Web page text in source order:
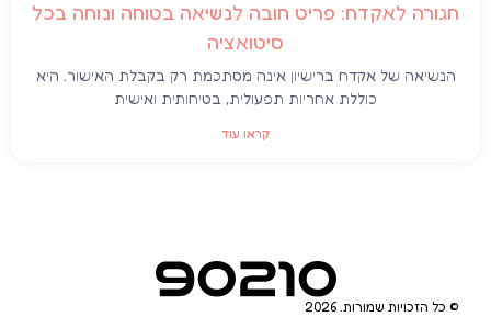
חגורה לאקדח: פריט חובה לנשיאה בטוחה ונוחה בכל
סיטואציה
הנשיאה של אקדח ברישיון אינה מסתכמת רק בקבלת האישור. היא
כוללת אחריות תפעולית, בטיחותית ואישית
קראו עוד
© כל הזכויות שמורות. 2026